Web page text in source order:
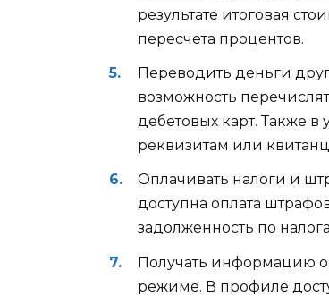
результате итоговая
пересчета процентов.
Переводить деньги
возможность
дебетовых карт. Также
реквизитам или
Оплачивать налоги и
доступна оплата
задолженность по
Получать информацию о
режиме. В профиле